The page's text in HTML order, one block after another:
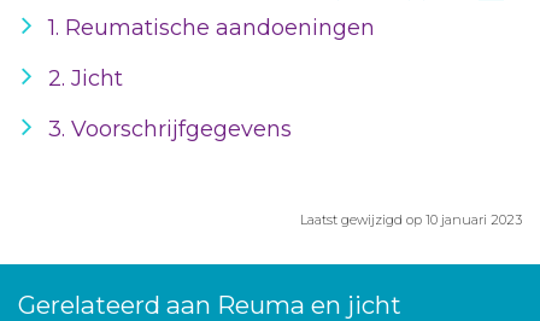
1. Reumatische aandoeningen
2. Jicht
3. Voorschrijfgegevens
Laatst gewijzigd op 10 januari 2023
Gerelateerd aan Reuma en jicht